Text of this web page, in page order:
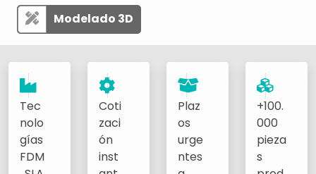
Modelado 3D
Tec
nolo
gías
FDM
Coti
zaci
ón
inst
Plaz
os
urge
ntes
+100.
000
pieza
s